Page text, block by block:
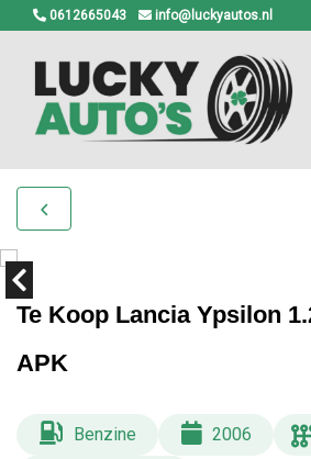
0612665043 info@luckyautos.nl
Te Koop Lancia Ypsilon
APK
Benzine 2006